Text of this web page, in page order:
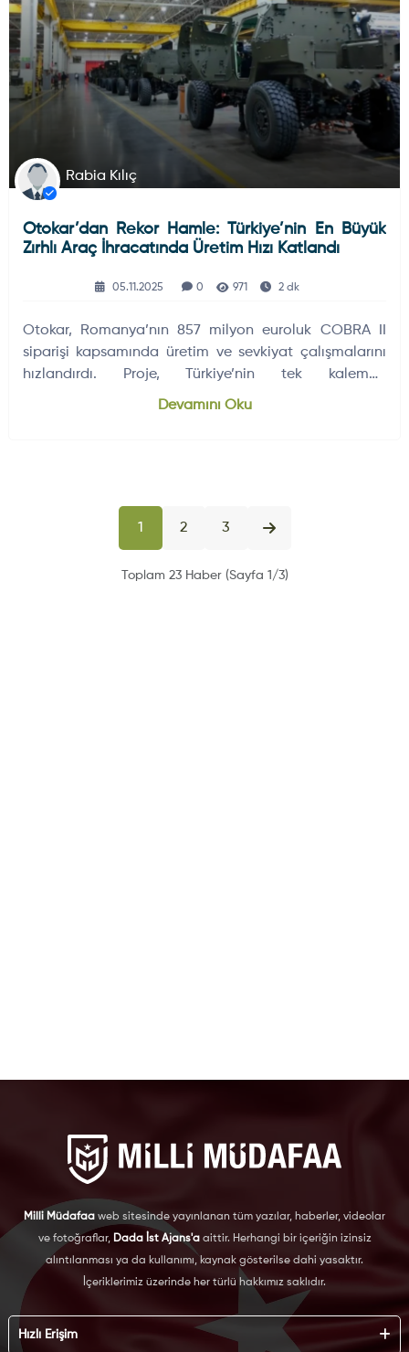
Rabia Kılıç
Otokar’dan Rekor Hamle: Türkiye’nin En Büyük
Zırhlı Araç İhracatında Üretim Hızı Katlandı
05.11.2025 0 971 2 dk
Otokar, Romanya’nın 857 milyon euroluk COBRA II
siparişi kapsamında üretim ve sevkiyat çalışmalarını
hızlandırdı. Proje, Türkiye’nin tek kalemde
gerçekleştirdiği en büyük zırhlı araç ihracatı olma
Devamını Oku
1 2 3
Toplam 23 Haber (Sayfa 1/3)
Milli Müdafaa web sitesinde yayınlanan tüm yazılar, haberler, videolar
ve fotoğraflar, Dada İst Ajans'aaittir. Herhangi bir içeriğin izinsiz
alıntılanması ya da kullanımı, kaynak gösterilse dahi yasaktır.
İçeriklerimiz üzerinde her türlü hakkımız saklıdır.
Hızlı Erişim